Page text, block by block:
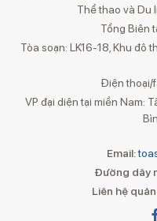
Thể thao và Du
Tổng Biên
Tòa soạn: LK16-18, Khu đô
Điện thoại/
VP đại diện tại miền Nam:
Email:
Đường dây
Liên hệ